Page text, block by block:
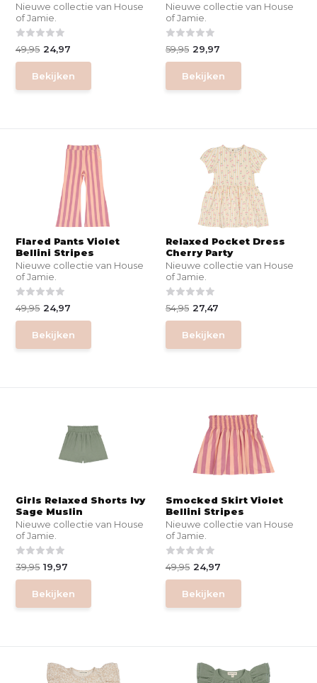
Nieuwe collectie van House
of Jamie.
49,95 24,97
Bekijken
Nieuwe collectie van House
of Jamie.
59,95 29,97
Bekijken
Flared Pants Violet
Bellini Stripes
Nieuwe collectie van House
of Jamie.
49,95 24,97
Bekijken
Relaxed Pocket Dress
Cherry Party
Nieuwe collectie van House
of Jamie.
54,95 27,47
Bekijken
Girls Relaxed Shorts Ivy
Sage Muslin
Nieuwe collectie van House
of Jamie.
39,95 19,97
Bekijken
Smocked Skirt Violet
Bellini Stripes
Nieuwe collectie van House
of Jamie.
49,95 24,97
Bekijken